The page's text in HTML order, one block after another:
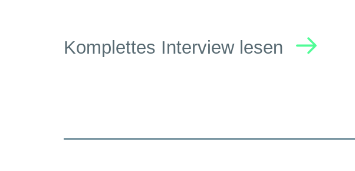
Komplettes Interview lesen